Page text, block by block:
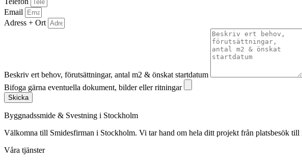
Email
Adress + Ort
Beskriv ert behov, förutsättningar, antal m2 & önskat startdatum
Bifoga gärna eventuella dokument, bilder eller ritningar
Skicka
Byggnadssmide & Svestning i Stockholm
Välkomna till Smidesfirman i Stockholm. Vi tar hand om hela ditt projekt från platsbesök
Våra tjänster